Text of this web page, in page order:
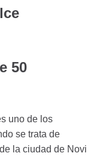
50
uno de los
se trata de
la ciudad de Novi